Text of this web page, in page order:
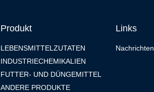
Produkt
LEBENSMITTELZUTATEN
INDUSTRIECHEMIKALIEN
FUTTER- UND DÜNGEMITTEL
ANDERE PRODUKTE
Links
Nachrichten